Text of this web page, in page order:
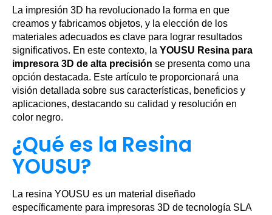
La impresión 3D ha revolucionado la forma en que
creamos y fabricamos objetos, y la elección de los
materiales adecuados es clave para lograr resultados
significativos. En este contexto, la YOUSU Resina para
impresora 3D de alta precisión se presenta como una
opción destacada. Este artículo te proporcionará una
visión detallada sobre sus características, beneficios y
aplicaciones, destacando su calidad y resolución en
color negro.
¿Qué es la Resina
YOUSU?
La resina YOUSU es un material diseñado
específicamente para impresoras 3D de tecnología SLA